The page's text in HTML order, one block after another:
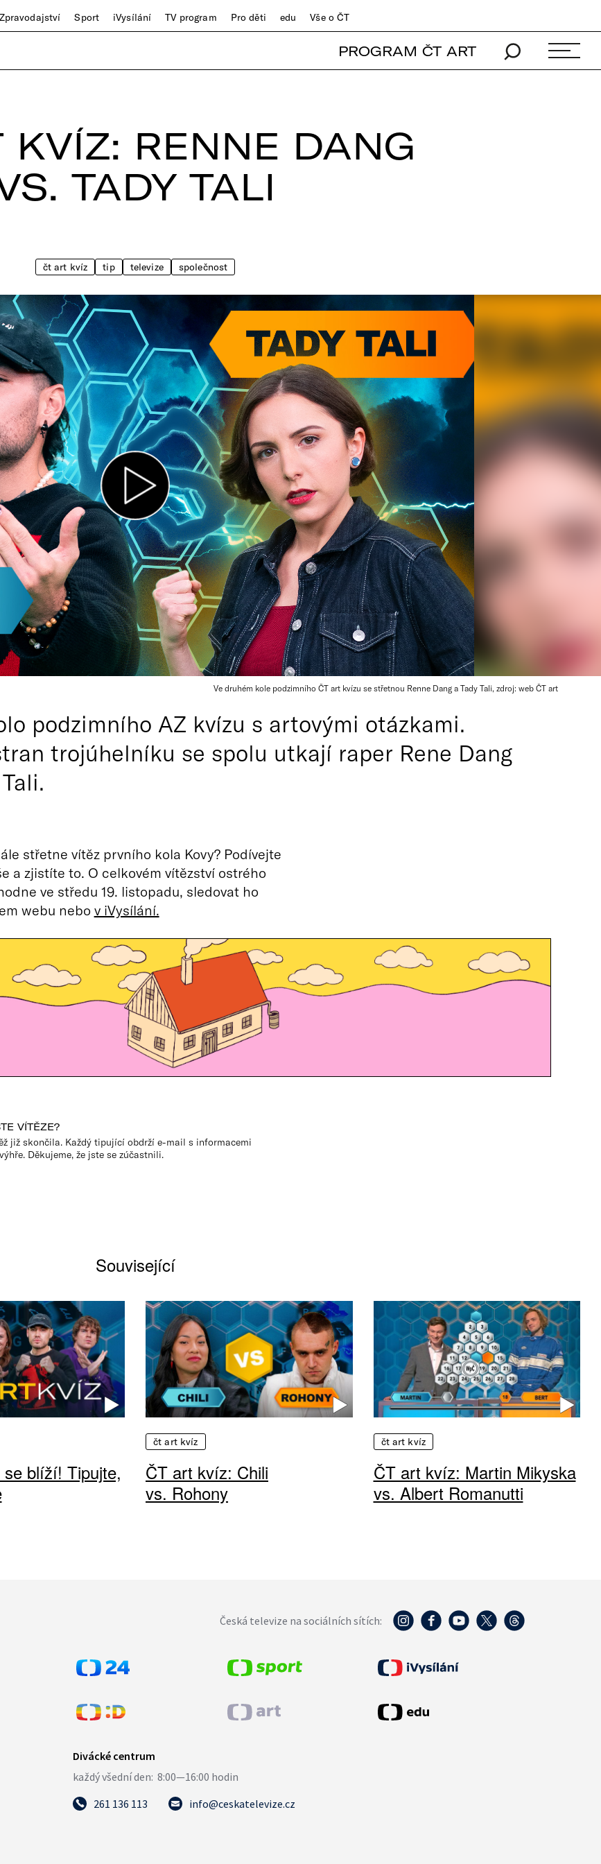
Zpravodajství Sport iVysílání TV program Pro děti edu Vše o ČT
PROGRAM ČT ART
KVÍZ: RENNE DANG
TADY TALI
čt art kvíz tip televize společnost
Ve druhém kole podzimního ČT art kvízu se střetnou Renne Dang a Tady Tali, zdroj: web ČT art
podzimního AZ kvízu s artovými otázkami.
trojúhelníku se spolu utkají raper Rene Dang
střetne vítěz prvního kola Kovy? Podívejte
a zjistíte to. O celkovém vítězství ostrého
ve středu 19. listopadu, sledovat ho
webu nebo v iVysílání.
VÍTĚZE?
již skončila. Každý tipující obdrží e-mail s informacemi
Děkujeme, že jste se zúčastnili.
Související
blíží! Tipujte,
čt art kvíz
ČT art kvíz: Chili
vs. Rohony
čt art kvíz
ČT art kvíz: Martin Mikyska
vs. Albert Romanutti
Česká televize na sociálních sítích:
261 136 113 info@ceskatelevize.cz